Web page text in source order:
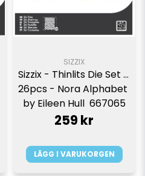
SIZZIX
Sizzix - Thinlits Die Set -
26pcs - Nora Alphabet
by Eileen Hull  667065
259 kr
LÄGG I VARUKORGEN